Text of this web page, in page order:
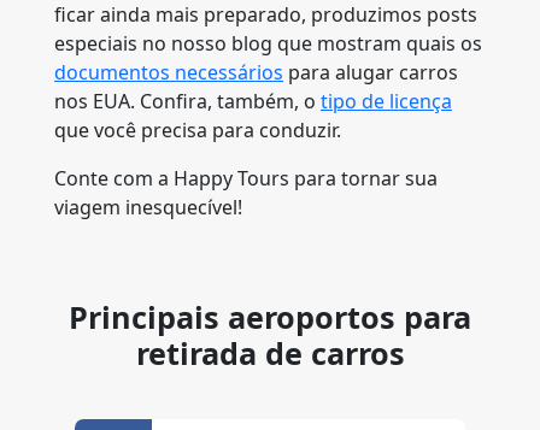
ficar ainda mais preparado, produzimos posts
especiais no nosso blog que mostram quais os
documentos necessários para alugar carros
nos EUA. Confira, também, o tipo de licença
que você precisa para conduzir.
Conte com a Happy Tours para tornar sua
viagem inesquecível!
Principais aeroportos para
retirada de carros